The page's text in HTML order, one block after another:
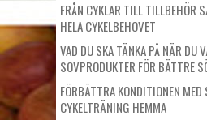
FRÅN CYKLAR TILL TILLBEHÖR
HELA CYKELBEHOVET
VAD DU SKA TÄNKA PÅ NÄR DU
SOVPRODUKTER FÖR BÄTTRE
FÖRBÄTTRA KONDITIONEN MED
CYKELTRÄNING HEMMA